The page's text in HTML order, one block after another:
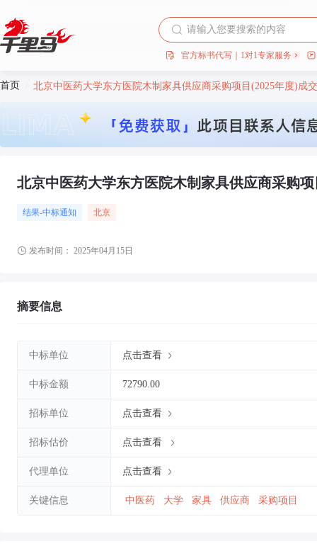
官方标书代写｜1对1专家服务
首页 北京中医药大学东方医院木制家具供应商采购项目(2025年度)成
北京中医药大学东方医院木制家具供应商采购
结果-中标通知 北京
发布时间： 2025年04月15日
摘要信息
中标单位 点击查看
中标金额 72790.00
招标单位 点击查看
招标估价 点击查看
代理单位 点击查看
关键信息 中医药 大学 家具 供应商 采购项目